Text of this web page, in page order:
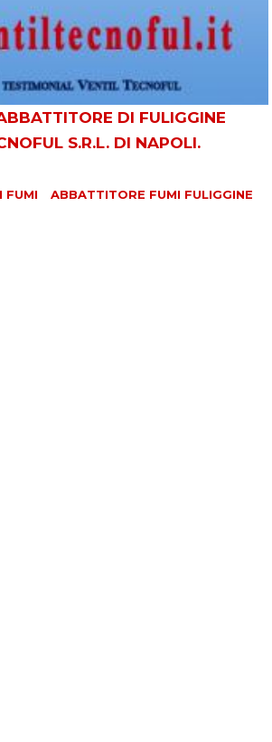
DI FULIGGINE
S.R.L. DI NAPOLI.
FUMI
ABBATTITORE FUMI FULIGGINE